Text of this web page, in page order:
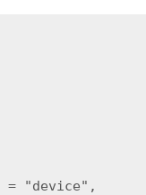
= "device",